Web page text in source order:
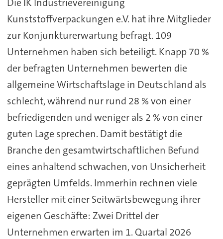
Kunststoffverpackungen e.V. hat ihre Mitglieder
zur Konjunkturerwartung befragt. 109
Unternehmen haben sich beteiligt. Knapp 70 %
der befragten Unternehmen bewerten die
allgemeine Wirtschaftslage in Deutschland als
schlecht, während nur rund 28 % von einer
befriedigenden und weniger als 2 % von einer
guten Lage sprechen. Damit bestätigt die
Branche den gesamtwirtschaftlichen Befund
eines anhaltend schwachen, von Unsicherheit
geprägten Umfelds. Immerhin rechnen viele
Hersteller mit einer Seitwärtsbewegung ihrer
eigenen Geschäfte: Zwei Drittel der
Unternehmen erwarten im 1. Quartal 2026